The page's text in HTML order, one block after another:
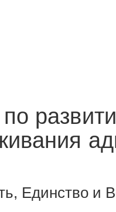
Единство и